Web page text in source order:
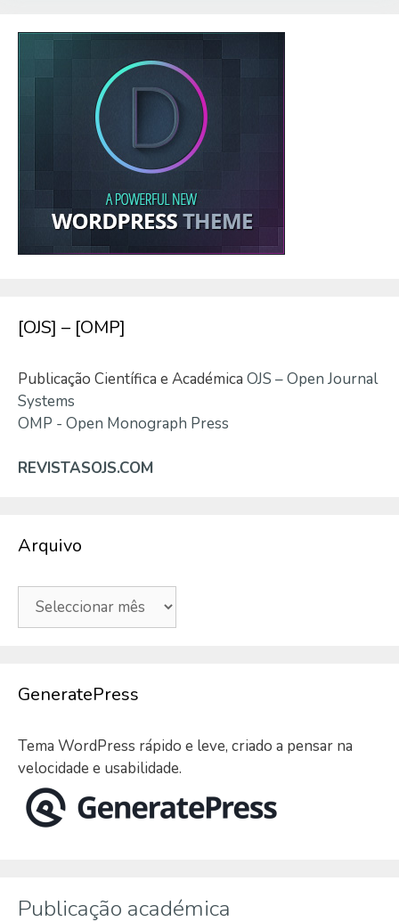
[OJS] – [OMP]
Publicação Científica e Académica OJS – Open Journal
Systems
OMP - Open Monograph Press
REVISTASOJS.COM
Arquivo
Arquivo
GeneratePress
Tema WordPress rápido e leve, criado a pensar na
velocidade e usabilidade.
Publicação académica